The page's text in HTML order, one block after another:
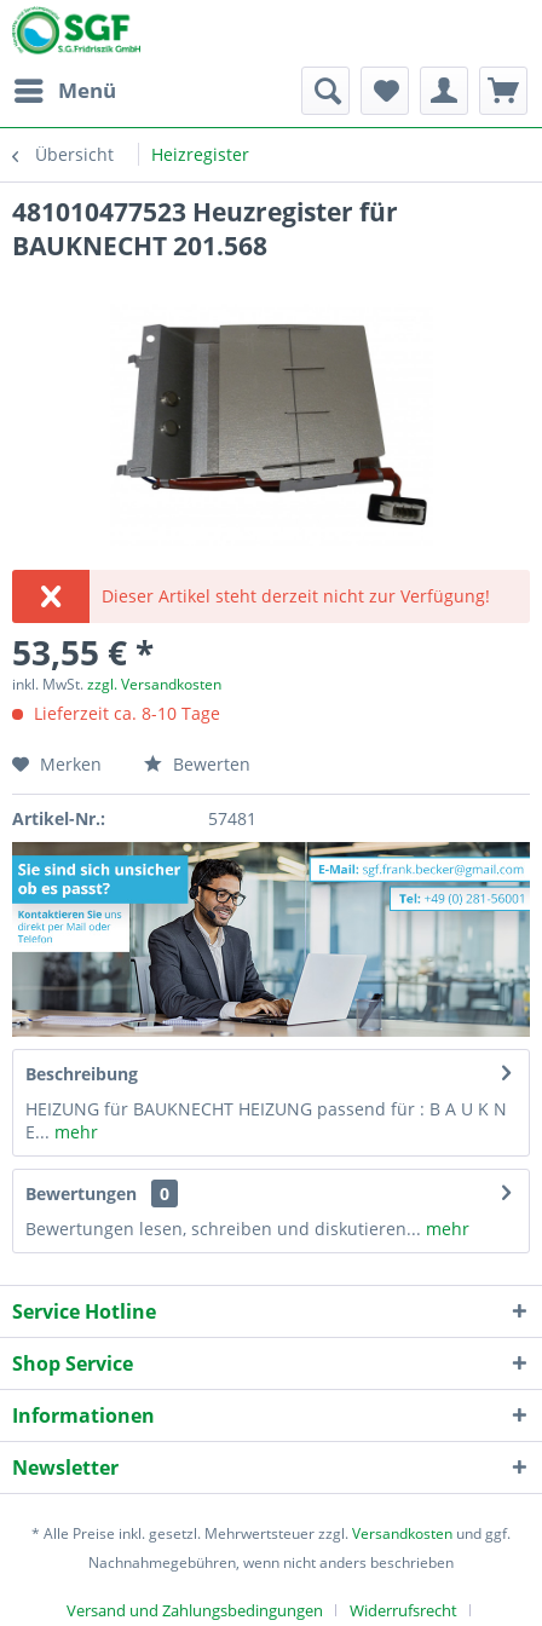
Menü
Übersicht Heizregister
481010477523 Heuzregister für
BAUKNECHT 201.568
Dieser Artikel steht derzeit nicht zur Verfügung!
53,55 € *
inkl. MwSt.zzgl. Versandkosten
Lieferzeit ca. 8-10 Tage
Merken Bewerten
Artikel-Nr.: 57481
Beschreibung
HEIZUNG für BAUKNECHT HEIZUNG passend für : B A U K N
E... mehr
Bewertungen
0
Bewertungen lesen, schreiben und diskutieren... mehr
Service Hotline
Shop Service
Informationen
Newsletter
* Alle Preise inkl. gesetzl. Mehrwertsteuer zzgl.Versandkosten und ggf.
Nachnahmegebühren, wenn nicht anders beschrieben
Versand und Zahlungsbedingungen Widerrufsrecht